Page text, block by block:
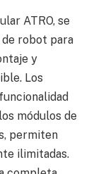
ATRO, se
robot para
y
Los
módulos de
permiten
ilimitadas.